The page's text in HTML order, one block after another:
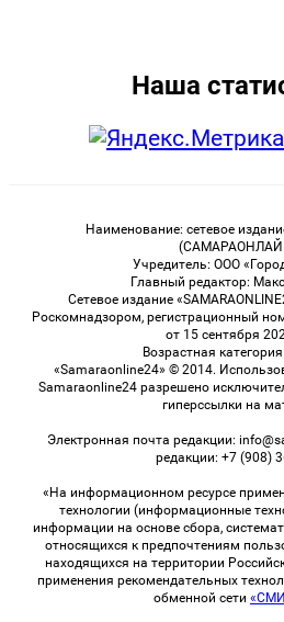
Наша
Наименование: сетевое
Учредитель: ООО
Главный редактор:
Сетевое издание
Роскомнадзором, регистрационный
от 15 сентября
Возрастная
«Samaraonline24» © 2014.
Samaraonline24 разрешено
гиперссылки на
Электронная почта редакции:
редакции: +7 (908)
«На информационном ресурсе
технологии (информационные
информации на основе сбора,
относящихся к предпочтениям
находящихся на территории
применения рекомендательных
обменной сети